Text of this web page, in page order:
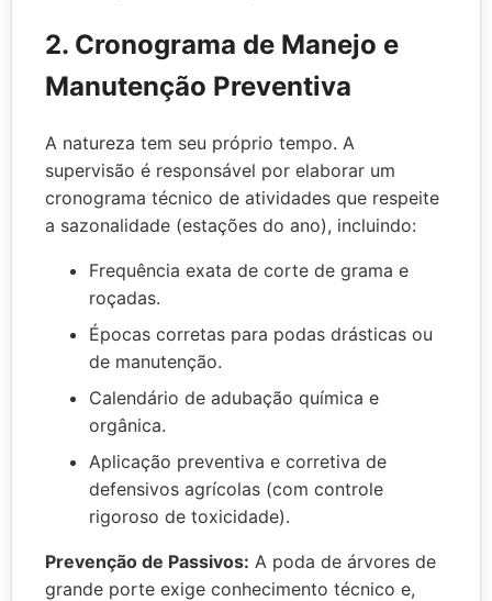
2. Cronograma de Manejo e
Manutenção Preventiva
A natureza tem seu próprio tempo. A
supervisão é responsável por elaborar um
cronograma técnico de atividades que respeite
a sazonalidade (estações do ano), incluindo:
Frequência exata de corte de grama e
roçadas.
Épocas corretas para podas drásticas ou
de manutenção.
Calendário de adubação química e
orgânica.
Aplicação preventiva e corretiva de
defensivos agrícolas (com controle
rigoroso de toxicidade).
Prevenção de Passivos: A poda de árvores de
grande porte exige conhecimento técnico e,